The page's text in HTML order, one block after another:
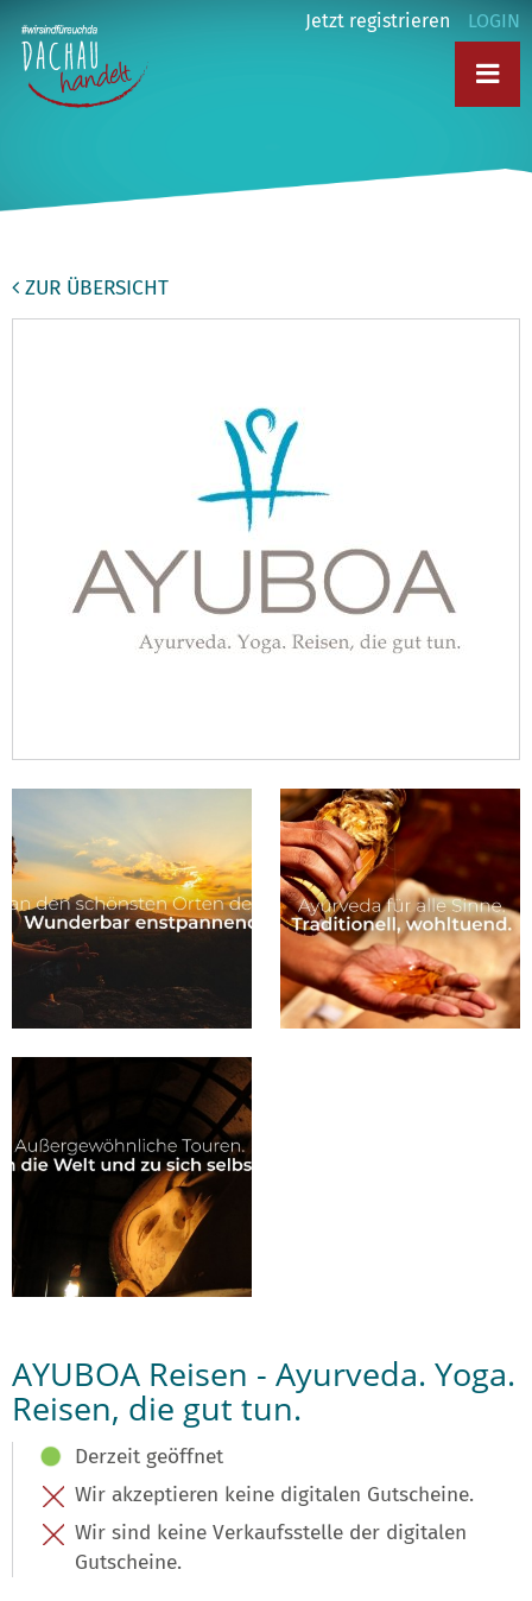
Jetzt registrieren LOGIN
ZUR ÜBERSICHT
AYUBOA Reisen - Ayurveda. Yoga.
Reisen, die gut tun.
Derzeit geöffnet
Wir akzeptieren keine digitalen Gutscheine.
Wir sind keine Verkaufsstelle der digitalen
Gutscheine.